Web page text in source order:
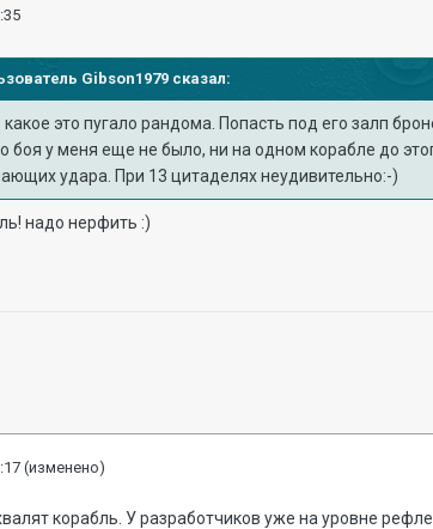
Gibson1979 сказал:
это пугало рандома. Попасть под его залп
боя у меня еще не было, ни на одном корабле до
удара. При 13 цитаделях неудивительно:-)
надо нерфить :)
(изменено)
корабль. У разработчиков уже на уровне